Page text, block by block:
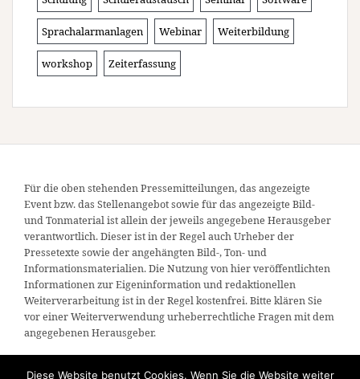
Sprachalarmanlagen Webinar Weiterbildung
workshop Zeiterfassung
Für die oben stehenden Pressemitteilungen, das angezeigte
Event bzw. das Stellenangebot sowie für das angezeigte Bild-
und Tonmaterial ist allein der jeweils angegebene Herausgeber
verantwortlich. Dieser ist in der Regel auch Urheber der
Pressetexte sowie der angehängten Bild-, Ton- und
Informationsmaterialien. Die Nutzung von hier veröffentlichten
Informationen zur Eigeninformation und redaktionellen
Weiterverarbeitung ist in der Regel kostenfrei. Bitte klären Sie
vor einer Weiterverwendung urheberrechtliche Fragen mit dem
angegebenen Herausgeber.
Diese Website benutzt Cookies. Wenn Sie die Website weiter